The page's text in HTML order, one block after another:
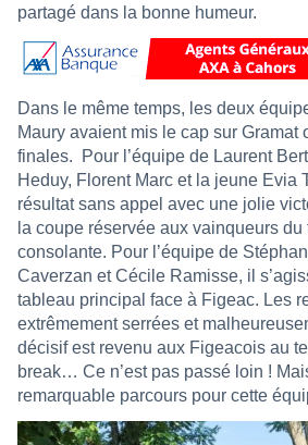
partagé dans la bonne humeur.
Dans le même temps, les deux
Maury avaient mis le cap sur Gramat
finales.
Pour l’équipe de Laurent
Heduy, Florent Marc et la jeune Evia
résultat sans appel avec une jolie
la coupe réservée aux vainqueurs
consolante. Pour l’équipe de
Caverzan et Cécile Ramisse, il
tableau principal face à Figeac. Les
extrêmement serrées et
décisif est revenu aux Figeacois au
break… Ce n’est pas passé loin !
remarquable parcours pour cette